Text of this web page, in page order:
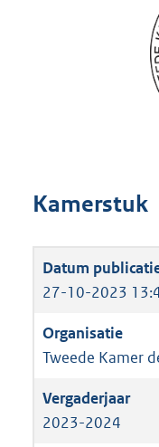
Kamerstuk
27-10-2023
Tweede Kamer
2023-2024